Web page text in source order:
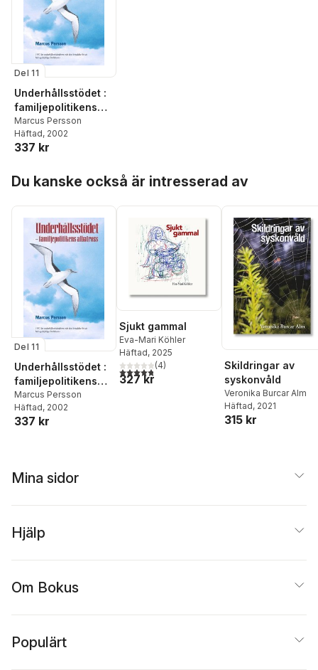
Del 11
Underhållsstödet :
familjepolitikens
albatross - 1997
års
underhållsstödsref
betydelse för de
föräldrarna
Marcus Persson
Häftad, 2002
337 kr
Du kanske också är intresserad av
Del 11
Underhållsstödet :
familjepolitikens
albatross - 1997
års
underhållsstödsref
föräldrarna
Marcus Persson
Häftad, 2002
337 kr
Sjukt gammal
Eva-Mari Köhler
Häftad, 2025
4,8utav 5 stjärnor. Totalt antal röster:
(4)
327 kr
Skildringar av
syskonvåld
Veronika Burcar Alm
Häftad, 2021
315 kr
Mina sidor
Hjälp
Om Bokus
Populärt